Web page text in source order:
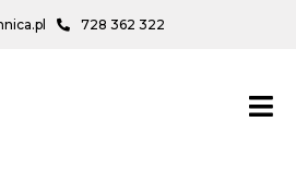
728 362 322